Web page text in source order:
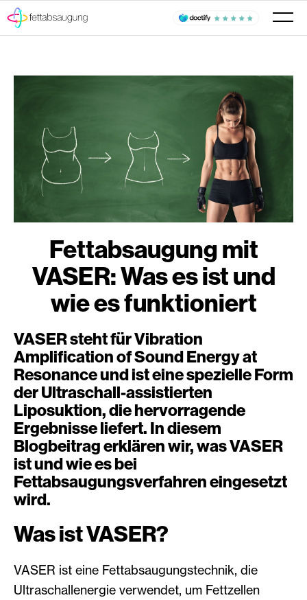
Fettabsaugung mit
VASER: Was es ist und
wie es funktioniert
VASER steht für Vibration
Amplification of Sound Energy at
Resonance und ist eine spezielle Form
der Ultraschall-assistierten
Liposuktion, die hervorragende
Ergebnisse liefert. In diesem
Blogbeitrag erklären wir, was VASER
ist und wie es bei
Fettabsaugungsverfahren eingesetzt
wird.
Was ist VASER?
VASER ist eine Fettabsaugungstechnik, die
Ultraschallenergie verwendet, um Fettzellen